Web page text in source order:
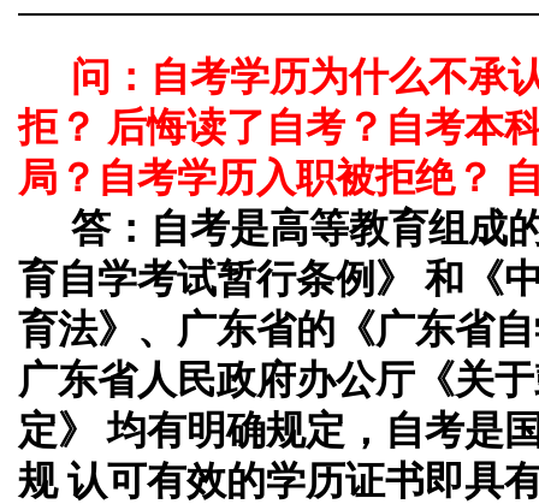
问：自考学历为什么不承
拒？ 后悔读了自考？自考本
局？自考学历入职被拒绝？
答： 自考是高等教育组成
育自学考试暂行条例》 和《
育法》、广东省的《广东省
广东省人民政府办公厅《关
定》 均有明确规定，自考是
规 认可有效的学历证书即具